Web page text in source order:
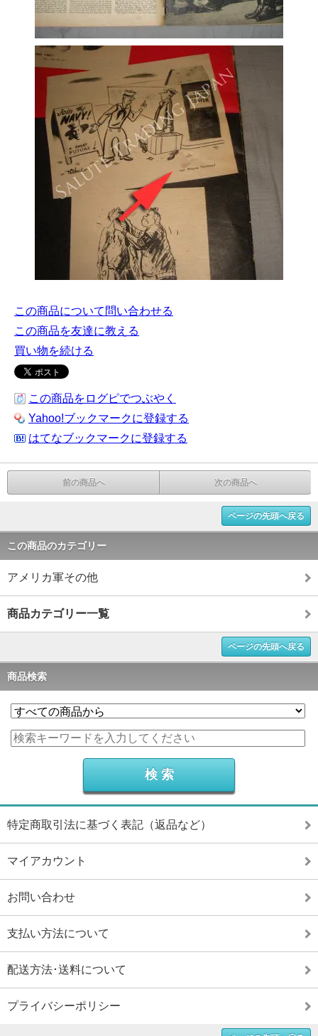
この商品について問い合わせる
この商品を友達に教える
買い物を続ける
この商品をログピでつぶやく
Yahoo!ブックマークに登録する
はてなブックマークに登録する
前の商品へ 次の商品へ
ページの先頭へ戻る
この商品のカテゴリー
アメリカ軍その他
商品カテゴリー一覧
ページの先頭へ戻る
商品検索
特定商取引法に基づく表記（返品など）
マイアカウント
お問い合わせ
支払い方法について
配送方法･送料について
プライバシーポリシー